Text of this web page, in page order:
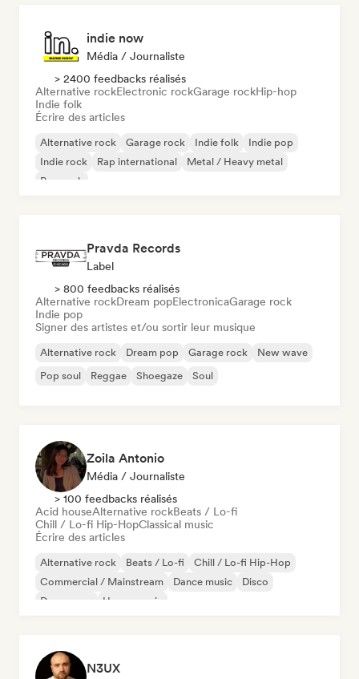
indie now
Média / Journaliste
> 2400 feedbacks réalisés
Alternative rockElectronic rockGarage rockHip-hop
Indie folk
Écrire des articles
Alternative rock Garage rock Indie folk
Indie pop
Indie rock
Rap international
Metal / Heavy metal
Pop rock
Pravda Records
Label
> 800 feedbacks réalisés
Alternative rockDream popElectronicaGarage rock
Indie pop
Signer des artistes et/ou sortir leur musique
Alternative rock Dream pop Garage rock
New wave
Pop soul
Reggae Shoegaze Soul
Zoila Antonio
Média / Journaliste
> 100 feedbacks réalisés
Acid houseAlternative rockBeats / Lo-fi
Chill / Lo-fi Hip-HopClassical music
Écrire des articles
Alternative rock Beats / Lo-fi
Chill / Lo-fi Hip-Hop
Commercial / Mainstream
Dance music
Disco
Dream pop
House music
N3UX